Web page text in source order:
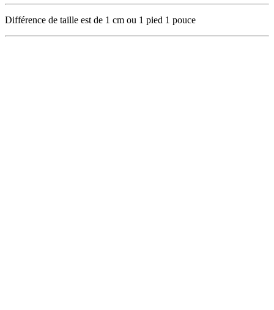
Différence de taille est de 1 cm ou 1 pied 1 pouce